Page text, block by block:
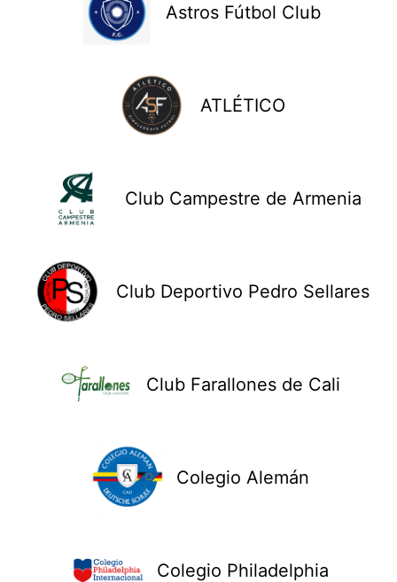
Astros Fútbol Club
ATLÉTICO
Club Campestre de Armenia
Club Deportivo Pedro Sellares
Club Farallones de Cali
Colegio Alemán
Colegio Philadelphia